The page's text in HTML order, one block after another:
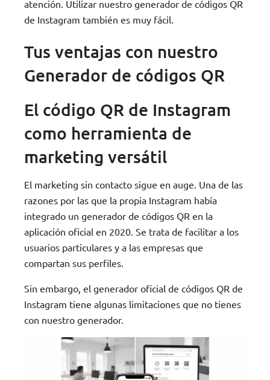
atención. Utilizar nuestro generador de códigos QR
de Instagram también es muy fácil.
Tus ventajas con nuestro
Generador de códigos QR
El código QR de Instagram
como herramienta de
marketing versátil
El marketing sin contacto sigue en auge. Una de las
razones por las que la propia Instagram había
integrado un generador de códigos QR en la
aplicación oficial en 2020. Se trata de facilitar a los
usuarios particulares y a las empresas que
compartan sus perfiles.
Sin embargo, el generador oficial de códigos QR de
Instagram tiene algunas limitaciones que no tienes
con nuestro generador.